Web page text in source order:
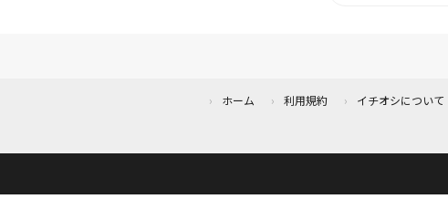
ホーム 利用規約 イチオシについて